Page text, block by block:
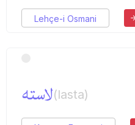
Lehçe-i Osmani
لاسته(lasta)